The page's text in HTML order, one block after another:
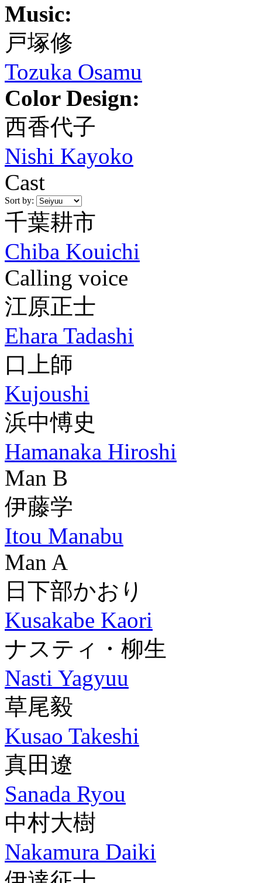
Music:
戸塚修
Tozuka Osamu
Color Design:
西香代子
Nishi Kayoko
Cast
Sort by:
千葉耕市
Chiba Kouichi
Calling voice
江原正士
Ehara Tadashi
口上師
Kujoushi
浜中愽史
Hamanaka Hiroshi
Man B
伊藤学
Itou Manabu
Man A
日下部かおり
Kusakabe Kaori
ナスティ・柳生
Nasti Yagyuu
草尾毅
Kusao Takeshi
真田遼
Sanada Ryou
中村大樹
Nakamura Daiki